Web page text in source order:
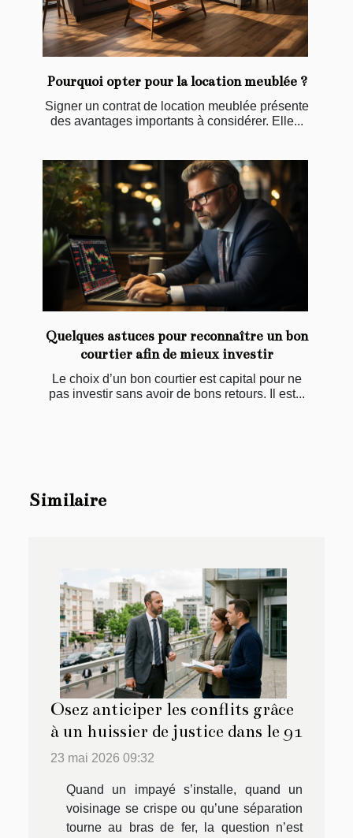
Pourquoi opter pour la location meublée ?
Signer un contrat de location meublée présente
des avantages importants à considérer. Elle...
Quelques astuces pour reconnaître un bon
courtier afin de mieux investir
Le choix d’un bon courtier est capital pour ne
pas investir sans avoir de bons retours. Il est...
Similaire
Osez anticiper les conflits grâce
à un huissier de justice dans le 91
23 mai 2026 09:32
Quand un impayé s’installe, quand un
voisinage se crispe ou qu’une séparation
tourne au bras de fer, la question n’est